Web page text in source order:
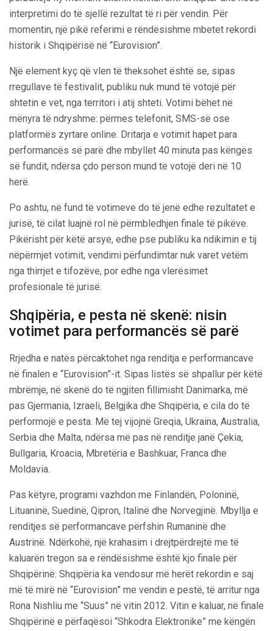
interpretimi do të sjellë rezultat të ri për vendin. Për
momentin, një pikë referimi e rëndësishme mbetet rekordi
historik i Shqipërisë në “Eurovision”.
Një element kyç që vlen të theksohet është se, sipas
rregullave të festivalit, publiku nuk mund të votojë për
shtetin e vet, nga territori i atij shteti. Votimi bëhet në
mënyra të ndryshme: përmes telefonit, SMS-së ose
platformës zyrtare online. Dritarja e votimit hapet para
performancës së parë dhe mbyllet 40 minuta pas këngës
së fundit, ndërsa çdo person mund të votojë deri në 10
herë.
Po ashtu, në fund të votimeve do të jenë edhe rezultatet e
jurisë, të cilat luajnë rol në përmbledhjen finale të pikëve.
Pikërisht për këtë arsye, edhe pse publiku ka ndikimin e tij
nëpërmjet votimit, vendimi përfundimtar nuk varet vetëm
nga thirrjet e tifozëve, por edhe nga vlerësimet
profesionale të jurisë.
Shqipëria, e pesta në skenë: nisin
votimet para performancës së parë
Rrjedha e natës përcaktohet nga renditja e performancave
në finalen e “Eurovision”-it. Sipas listës së shpallur për këtë
mbrëmje, në skenë do të ngjiten fillimisht Danimarka, më
pas Gjermania, Izraeli, Belgjika dhe Shqipëria, e cila do të
performojë e pesta. Më tej vijojnë Greqia, Ukraina, Australia,
Serbia dhe Malta, ndërsa më pas në renditje janë Çekia,
Bullgaria, Kroacia, Mbretëria e Bashkuar, Franca dhe
Moldavia.
Pas këtyre, programi vazhdon me Finlandën, Poloninë,
Lituaninë, Suedinë, Qipron, Italinë dhe Norvegjinë. Mbyllja e
renditjes së performancave përfshin Rumaninë dhe
Austrinë. Ndërkohë, një krahasim i drejtpërdrejtë me të
kaluarën tregon sa e rëndësishme është kjo finale për
Shqipërinë: Shqipëria ka vendosur më herët rekordin e saj
më të mirë në “Eurovision” me vendin e pestë, të arritur nga
Rona Nishliu me “Suus” në vitin 2012. Vitin e kaluar, në finale
Shqipërinë e përfaqësoi “Shkodra Elektronike” me këngën